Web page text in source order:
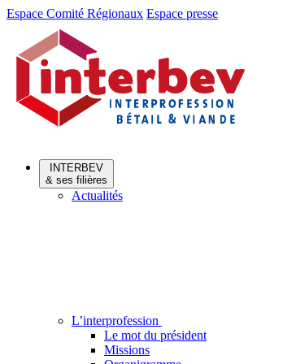
Aller
Aller
contenu
Espace Comité Régionaux Espace presse
INTERBEV
& ses filières
Actualités
L’interprofession
Le mot du président
Missions